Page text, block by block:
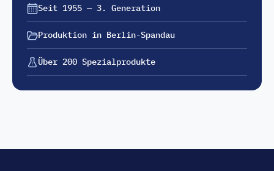
Seit 1955 — 3. Generation
Produktion in Berlin-Spandau
Über 200 Spezialprodukte